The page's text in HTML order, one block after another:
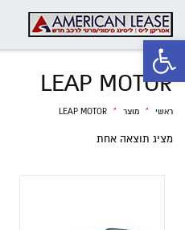
פתח סרגל נגישות
LEAP MOTOR
ראשי » מוצר »
LEAP MOTOR
מציג תוצאה אחת